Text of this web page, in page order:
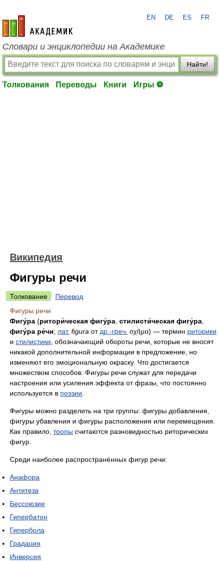
academic.ru
EN DE ES FR
Словари и энциклопедии на Академике
Найти!
Толкования Переводы Книги Игры ⚽
Википедия
Фигуры речи
Толкование
Перевод
Фигуры речи
Фигу́ра (ритори́ческая фигу́ра стилисти́ческая фигу́ра
фигу́ра ре́чи; лат. figura от др.-греч. σχῆμα) — термин риторики
и стилистики , обозначающий обороты речи, которые не вносят
никакой дополнительной информации в предложение, но
изменяют его эмоциональную окраску. Что достигается
множеством способов. Фигуры речи служат для передачи
настроения или усиления эффекта от фразы, что постоянно
используется в поэзии
Фигуры можно разделить на три группы: фигуры добавления,
фигуры убавления и фигуры расположения или перемещения.
Как правило, тропы считаются разновидностью риторических
фигур.
Среди наиболее распространённых фигур речи:
Анафора
Антитеза
Бессоюзие
Гипербатон
Гипербола
Градация
Инверсия